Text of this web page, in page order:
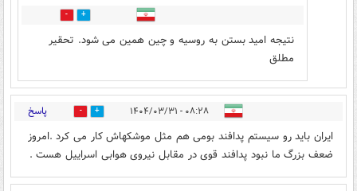
4
نتیجه امید بستن به روسیه و چین همین می شود. تحقیر
مطلق
۰۸:۲۸ - ۱۴۰۴/۰۳/۳۱ 15 پاسخ
ایران باید رو سیستم پدافند بومی هم مثل موشکهاش کار می کرد .امروز
ضعف بزرگ ما نبود پدافند قوی در مقابل نیروی هوابی اسراییل هست .